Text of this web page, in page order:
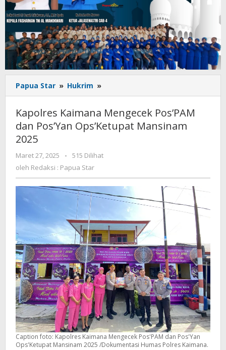
Papua Star » Hukrim »
Kaimana
Pos'PAM
dan
Mansinam
Kapolres Kaimana Mengecek Pos’PAM
dan Pos’Yan Ops’Ketupat Mansinam
2025
Maret 27, 2025
oleh
Redaksi
Star
-
515 Dilihat
oleh Redaksi : Papua Star
Caption foto: Kapolres Kaimana Mengecek Pos'PAM dan Pos'Yan
Ops'Ketupat Mansinam 2025 /Dokumentasi Humas Polres Kaimana.